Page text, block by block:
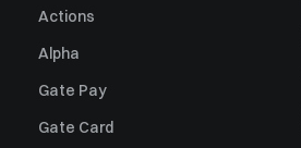
Actions
Alpha
Gate Pay
Gate Card